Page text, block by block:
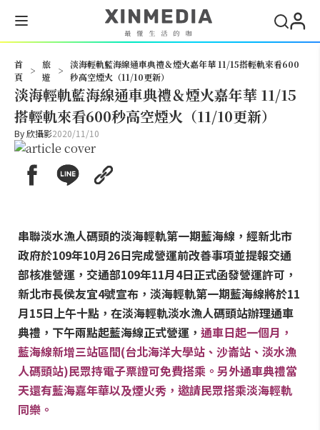
首
頁
>
旅
遊
>
淡海輕軌藍海線通車典禮＆煙火嘉年華 11/15搭輕軌來看600
秒高空煙火（11/10更新）
淡海輕軌藍海線通車典禮＆煙火嘉年華 11/15
搭輕軌來看600秒高空煙火（11/10更新）
By欣攝影2020/11/10
串聯淡水漁人碼頭的淡海輕軌第一期藍海線，經新北市
政府於109年10月26日完成營運前改善事項並提報交通
部核准營運，交通部109年11月4日正式函發營運許可，
新北市長侯友宜4號宣布，淡海輕軌第一期藍海線將於11
月15日上午十點，在淡海輕軌淡水漁人碼頭站辦理通車
典禮，下午兩點起藍海線正式營運， 通車日起一個月，
藍海線新增三站區間(台北海洋大學站、沙崙站、淡水漁
人碼頭站)民眾持電子票證可免費搭乘。 另外通車典禮當
天還有藍海嘉年華以及煙火秀，邀請民眾搭乘淡海輕軌
同樂。